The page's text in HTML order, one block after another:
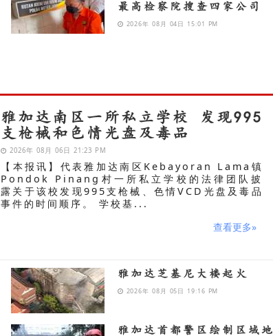
最高检察院搜查四家公司
2026年 08月 04日 15:01 PM
雅加达南区一所私立学校 发现995
支枪械和色情光盘及毒品
2026年 08月 06日 21:23 PM
【本报讯】代表雅加达南区Kebayoran Lama镇
Pondok Pinang村一所私立学校的法律团队披
露关于该校发现995支枪械、色情VCD光盘及毒品
事件的时间顺序。 学校基...
查看更多»
雅加达芝基尼大楼起火
2026年 08月 05日 19:16 PM
雅加达首都警区绘制区域地